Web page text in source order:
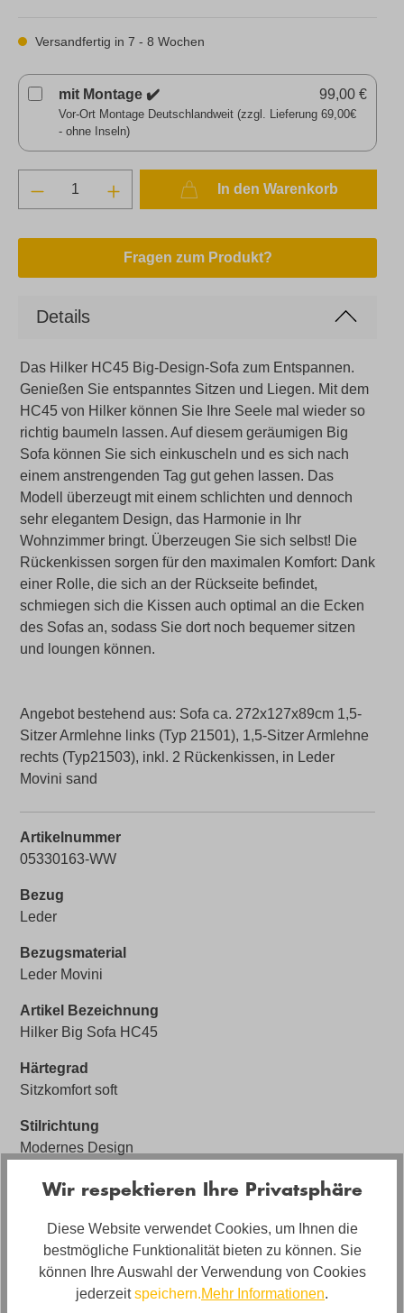
Versandfertig in 7 - 8 Wochen
mit Montage ✔️
Vor-Ort Montage Deutschlandweit (zzgl. Lieferung 69,00€
- ohne Inseln)
99,00 €
In den Warenkorb
Fragen zum Produkt?
Details
Das Hilker HC45 Big-Design-Sofa zum Entspannen.
Genießen Sie entspanntes Sitzen und Liegen. Mit dem
HC45 von Hilker können Sie Ihre Seele mal wieder so
richtig baumeln lassen. Auf diesem geräumigen Big
Sofa können Sie sich einkuscheln und es sich nach
einem anstrengenden Tag gut gehen lassen. Das
Modell überzeugt mit einem schlichten und dennoch
sehr elegantem Design, das Harmonie in Ihr
Wohnzimmer bringt. Überzeugen Sie sich selbst! Die
Rückenkissen sorgen für den maximalen Komfort: Dank
einer Rolle, die sich an der Rückseite befindet,
schmiegen sich die Kissen auch optimal an die Ecken
des Sofas an, sodass Sie dort noch bequemer sitzen
und loungen können.
Angebot bestehend aus: Sofa ca. 272x127x89cm 1,5-
Sitzer Armlehne links (Typ 21501), 1,5-Sitzer Armlehne
rechts (Typ21503), inkl. 2 Rückenkissen, in Leder
Movini sand
Artikelnummer
05330163-WW
Bezug
Leder
Bezugsmaterial
Leder Movini
Artikel Bezeichnung
Hilker Big Sofa HC45
Härtegrad
Sitzkomfort soft
Stilrichtung
Modernes Design
Artikelabmessungen
Breite: ca. 272cm, Tiefe: ca. 127cm, Höhe: ca. 89cm
Sitzhöhe
ca. 43cm
Wir respektieren Ihre Privatsphäre
Diese Website verwendet Cookies, um Ihnen die
bestmögliche Funktionalität bieten zu können. Sie
können Ihre Auswahl der Verwendung von Cookies
jederzeitspeichern.Mehr Informationen.